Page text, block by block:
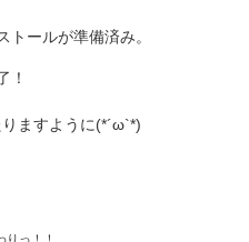
ールが準備済み。
！
ますように(*´ω`*)
りっ！！